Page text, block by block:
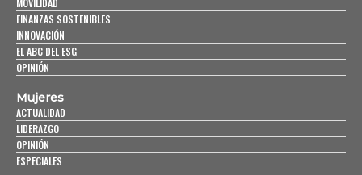
MOVILIDAD
FINANZAS SOSTENIBLES
INNOVACIÓN
EL ABC DEL ESG
OPINIÓN
Mujeres
ACTUALIDAD
LIDERAZGO
OPINIÓN
ESPECIALES